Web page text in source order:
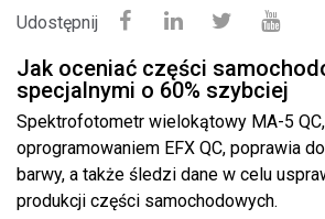
Udostępnij
Jak oceniać części
specjalnymi o 60% szybciej
Spektrofotometr wielokątowy MA-5
oprogramowaniem EFX QC, poprawia
barwy, a także śledzi dane w celu
produkcji części samochodowych.